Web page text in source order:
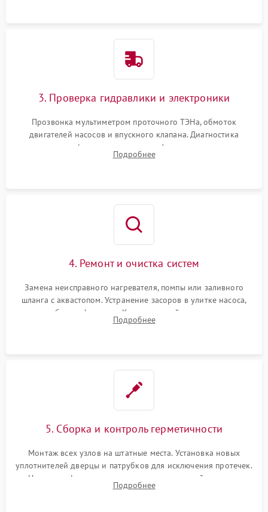
3. Проверка гидравлики и электроники
Прозвонка мультиметром проточного ТЭНа, обмоток
двигателей насосов и впускного клапана. Диагностика
прессостата (датчика уровня воды), датчика мутности,
концевика дверцы и электронного модуля управления.
Подробнее
4. Ремонт и очистка систем
Замена неисправного нагревателя, помпы или заливного
шланга с аквастопом. Устранение засоров в улитке насоса,
патрубках и фильтрах. Компонентный ремонт платы
управления, восстановление поврежденной проводки.
Подробнее
5. Сборка и контроль герметичности
Монтаж всех узлов на штатные места. Установка новых
уплотнителей дверцы и патрубков для исключения протечек.
Надежная фиксация хомутов гидравлической системы,
сборка корпуса и установка датчика поплавка.
Подробнее